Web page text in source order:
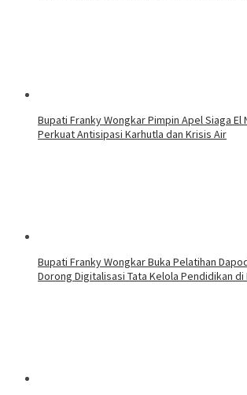
Bupati Franky Wongkar Pimpin Apel Siaga El
Perkuat Antisipasi Karhutla dan Krisis Air
Bupati Franky Wongkar Buka Pelatihan
Dorong Digitalisasi Tata Kelola Pendidikan di